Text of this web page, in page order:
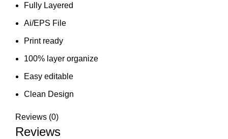
Fully Layered
Ai/EPS File
Print ready
100% layer organize
Easy editable
Clean Design
Reviews (0)
Reviews